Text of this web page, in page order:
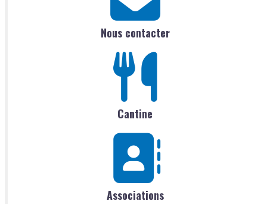
Nous contacter
Cantine
Associations